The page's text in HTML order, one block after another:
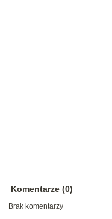
Komentarze (0)
Brak komentarzy